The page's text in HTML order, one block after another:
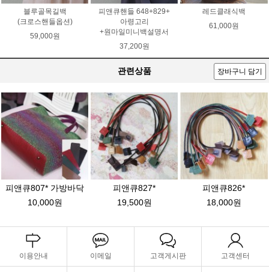
블루골목길백
(크로스핸들옵션)
59,000원
피앤큐핸들 648+829+
아령고리
+원마일미니백설명서
37,200원
레드클래식백
61,000원
관련상품 장바구니 담기
피앤큐807* 가방바닥
10,000원
피앤큐827*
19,500원
피앤큐826*
18,000원
이용안내 이메일 고객게시판 고객센터